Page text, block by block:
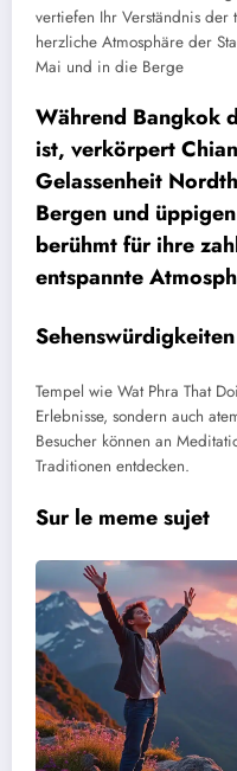
vertiefen Ihr Verständnis
herzliche Atmosphäre der
Mai und in die Berge
Während Bangkok
ist, verkörpert
Gelassenheit
Bergen und
berühmt für ihre
entspannte
Tempel wie Wat Phra That
Erlebnisse, sondern auch
Besucher können an
Traditionen entdecken.
Sur le meme sujet